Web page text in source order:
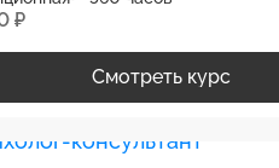
₽
Смотреть курс